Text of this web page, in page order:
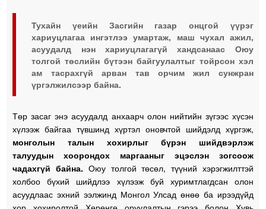
Тухайн үеийн Засгийн газар онцгой үүрэг
хариуцлагаа ингэтлээ умартаж, маш чухал ажил,
асуудалд нэн хариуцлагагүй хандсанаас Оюу
толгой төслийн бүтээн байгуулалтыг тойрсон хэл
ам тасрахгүй арван тав орчим жил сунжран
үргэлжилсээр байна.
Төр засаг энэ асуудалд анхаарч олон нийтийн зүгээс хүсэн
хүлээж байгаа түвшинд хүртэл оновчтой шийдэлд хүргэж,
монголын талын хохирлыг бүрэн шийдвэрлэж
талуудын хоорондох маргааныг эцэслэн зогсоож
чадахгүй байна. Оюу толгой төсөл, түүний хэрэгжилттэй
холбоо бүхий шийдлээ хүлээж буй хуримтлагдсан олон
асуудлаас эхний ээлжинд Монгол Улсад өнөө ба ирээдүйд